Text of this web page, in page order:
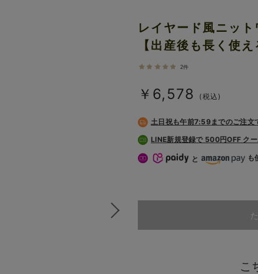
レイヤード風ニッ
【出産後も長く使え
2件
￥6,578 (税込)
土日祝も午前7:59までのご注文
LINE新規登録で 500円OFF ク
と も
こ